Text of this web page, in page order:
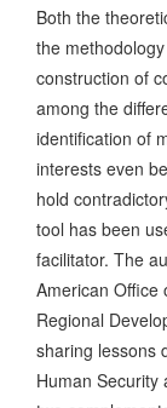
Both the
the
construction of
among the
identification of
interests even
hold
tool has been
facilitator. The
American Office
Regional
sharing lessons
Human Security